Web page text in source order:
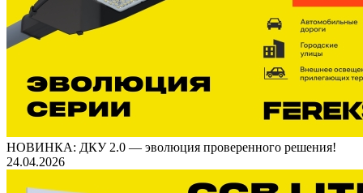
НОВИНКА: ДКУ 2.0 — эволюция проверенного решения!
24.04.2026